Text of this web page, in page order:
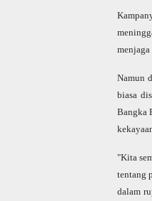
Namun
biasa
Bangka
"Kita
tentang
dalam